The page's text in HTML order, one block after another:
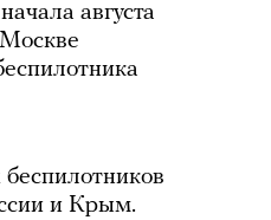
августа
и Крым.